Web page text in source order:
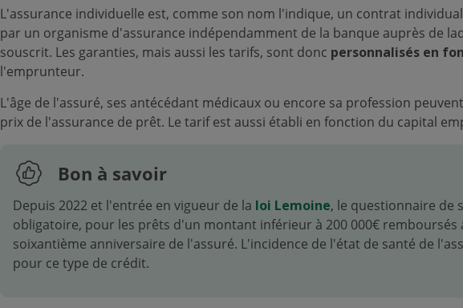
L'assurance individuelle est, comme son nom l'indique, un contrat
par un organisme d'assurance indépendamment de la banque auprès de
souscrit. Les garanties, mais aussi les tarifs, sont donc personnalisés en
l'emprunteur.
L'âge de l'assuré, ses antécédant médicaux ou encore sa profession
prix de l'assurance de prêt. Le tarif est aussi établi en fonction du capital
Bon à savoir
Depuis 2022 et l'entrée en vigueur de la loi Lemoine, le questionnaire de
obligatoire, pour les prêts d'un montant inférieur à 200 000€ remboursés
soixantième anniversaire de l'assuré. L'incidence de l'état de santé de
pour ce type de crédit.